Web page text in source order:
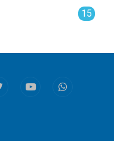
15
YoutubeWhatsapp